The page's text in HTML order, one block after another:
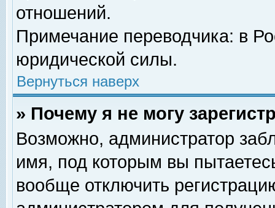
отношений.
Примечание переводчика: в
юридической силы.
Вернуться наверх
» Почему я не могу
Возможно, администратор
имя, под которым вы
вообще отключить